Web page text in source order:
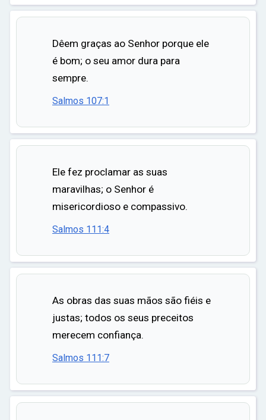
Dêem graças ao Senhor porque ele
é bom; o seu amor dura para
sempre.
Salmos 107:1
Ele fez proclamar as suas
maravilhas; o Senhor é
misericordioso e compassivo.
Salmos 111:4
As obras das suas mãos são fiéis e
justas; todos os seus preceitos
merecem confiança.
Salmos 111:7